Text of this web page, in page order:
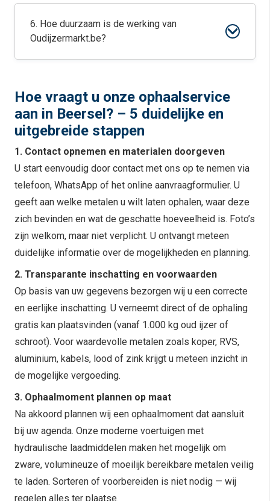
6. Hoe duurzaam is de werking van
Oudijzermarkt.be?
Hoe vraagt u onze ophaalservice
aan in Beersel? – 5 duidelijke en
uitgebreide stappen
1. Contact opnemen en materialen doorgeven
U start eenvoudig door contact met ons op te nemen via
telefoon, WhatsApp of het online aanvraagformulier. U
geeft aan welke metalen u wilt laten ophalen, waar deze
zich bevinden en wat de geschatte hoeveelheid is. Foto’s
zijn welkom, maar niet verplicht. U ontvangt meteen
duidelijke informatie over de mogelijkheden en planning.
2. Transparante inschatting en voorwaarden
Op basis van uw gegevens bezorgen wij u een correcte
en eerlijke inschatting. U verneemt direct of de ophaling
gratis kan plaatsvinden (vanaf 1.000 kg oud ijzer of
schroot). Voor waardevolle metalen zoals koper, RVS,
aluminium, kabels, lood of zink krijgt u meteen inzicht in
de mogelijke vergoeding.
3. Ophaalmoment plannen op maat
Na akkoord plannen wij een ophaalmoment dat aansluit
bij uw agenda. Onze moderne voertuigen met
hydraulische laadmiddelen maken het mogelijk om
zware, volumineuze of moeilijk bereikbare metalen veilig
te laden. Sorteren of voorbereiden is niet nodig — wij
regelen alles ter plaatse.